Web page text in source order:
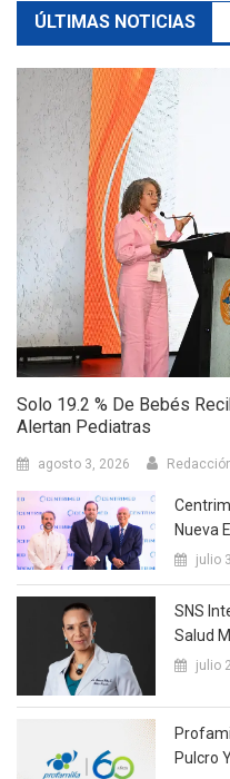
ÚLTIMAS NOTICIAS
Solo 19.2 % De Bebés
Alertan Pediatras
agosto 3, 2026
Nueva
julio
SNS
Salud
julio
Pulcro